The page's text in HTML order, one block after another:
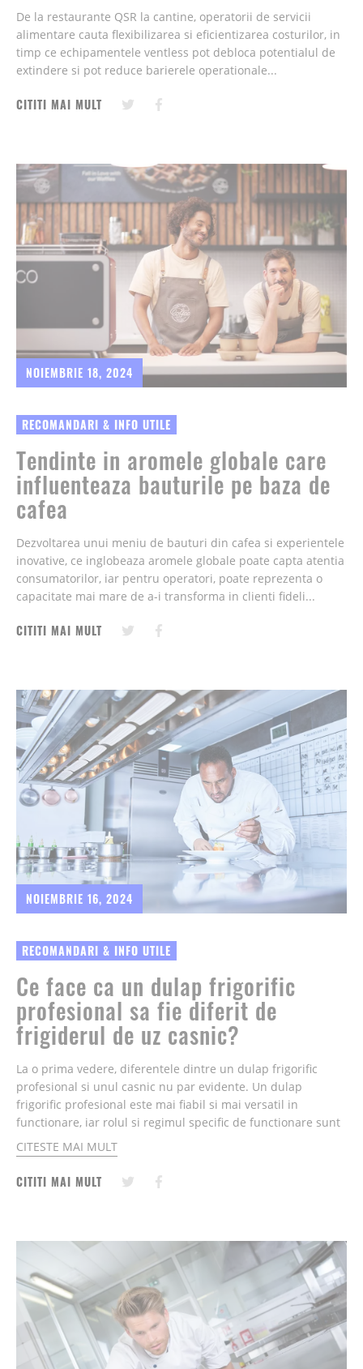
De la restaurante QSR la cantine, operatorii de servicii
alimentare cauta flexibilizarea si eficientizarea costurilor, in
timp ce echipamentele ventless pot debloca potentialul de
extindere si pot reduce barierele operationale...
CITITI MAI MULT
NOIEMBRIE 18, 2024
RECOMANDARI & INFO UTILE
Tendinte in aromele globale care
influenteaza bauturile pe baza de
cafea
Dezvoltarea unui meniu de bauturi din cafea si experientele
inovative, ce inglobeaza aromele globale poate capta atentia
consumatorilor, iar pentru operatori, poate reprezenta o
capacitate mai mare de a-i transforma in clienti fideli...
CITITI MAI MULT
NOIEMBRIE 16, 2024
RECOMANDARI & INFO UTILE
Ce face ca un dulap frigorific
profesional sa fie diferit de
frigiderul de uz casnic?
La o prima vedere, diferentele dintre un dulap frigorific
profesional si unul casnic nu par evidente. Un dulap
frigorific profesional este mai fiabil si mai versatil in
functionare, iar rolul si regimul specific de functionare sunt
factori care le diferentiaza....
CITESTE MAI MULT
CITITI MAI MULT